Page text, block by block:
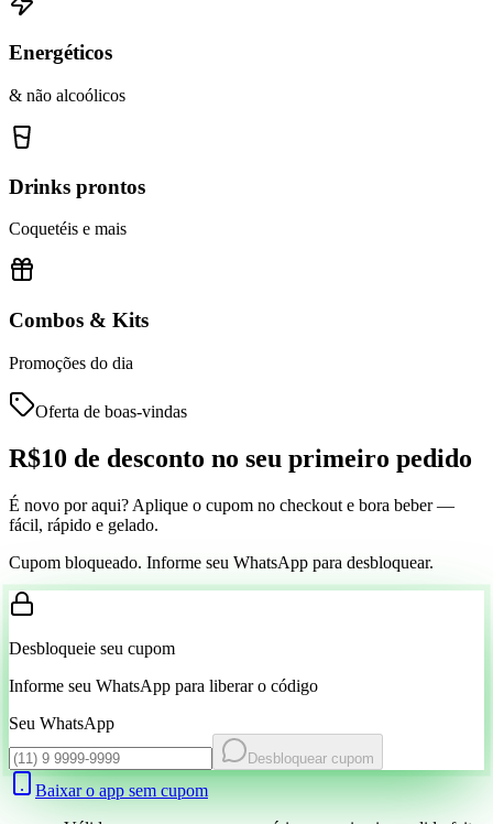
Energéticos
& não alcoólicos
Drinks prontos
Coquetéis e mais
Combos & Kits
Promoções do dia
Oferta de boas-vindas
R$10 de desconto no seu primeiro pedido
É novo por aqui? Aplique o cupom no checkout e bora beber —
fácil, rápido e gelado.
Cupom bloqueado. Informe seu WhatsApp para desbloquear.
Desbloqueie seu cupom
Informe seu WhatsApp para liberar o código
Seu WhatsApp
Desbloquear cupom
Baixar o app sem cupom